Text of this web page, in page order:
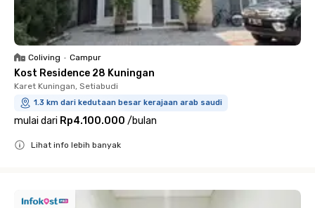
Coliving • Campur
Kost Residence 28 Kuningan
Karet Kuningan, Setiabudi
1.3 km dari kedutaan besar kerajaan arab saudi
mulai dari Rp4.100.000 /bulan
Lihat info lebih banyak